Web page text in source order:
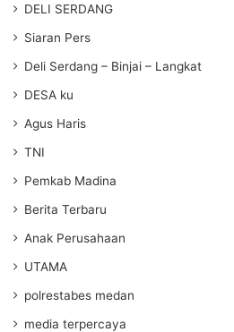
DELI SERDANG
Siaran Pers
Deli Serdang – Binjai – Langkat
DESA ku
Agus Haris
TNI
Pemkab Madina
Berita Terbaru
Anak Perusahaan
UTAMA
polrestabes medan
media terpercaya